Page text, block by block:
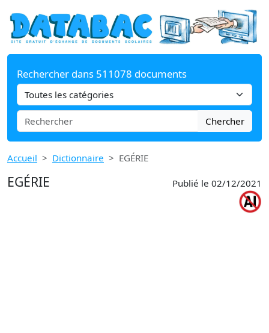
Rechercher dans 511078 documents
Chercher
Accueil Dictionnaire EGÉRIE
EGÉRIE Publié le 02/12/2021